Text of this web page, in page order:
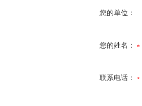
您的单位：
您的姓名：
联系电话：